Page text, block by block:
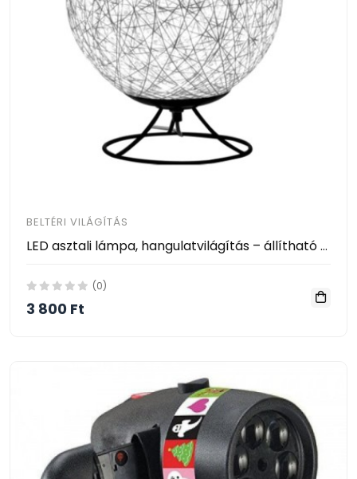
BELTÉRI VILÁGÍTÁS
LED asztali lámpa, hangulatvilágítás – állítható fényerővel / gömb lámpa
(0)
3 800 Ft